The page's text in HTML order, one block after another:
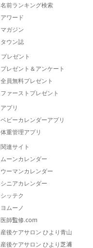
名前ランキング検索
アワード
マガジン
タウン誌
プレゼント
プレゼント＆アンケート
全員無料プレゼント
ファーストプレゼント
アプリ
ベビーカレンダーアプリ
体重管理アプリ
関連サイト
ムーンカレンダー
ウーマンカレンダー
シニアカレンダー
シッテク
ヨムーノ
医師監修.com
産後ケアサロン ひより青山
産後ケアサロン ひより芝浦